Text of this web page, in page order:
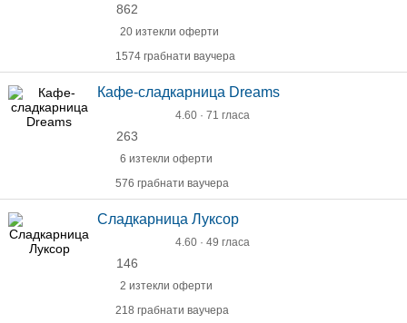
862
20 изтекли оферти
1574 грабнати ваучера
Кафе-сладкарница Dreams
4.60 · 71 гласа
263
6 изтекли оферти
576 грабнати ваучера
Сладкарница Луксор
4.60 · 49 гласа
146
2 изтекли оферти
218 грабнати ваучера